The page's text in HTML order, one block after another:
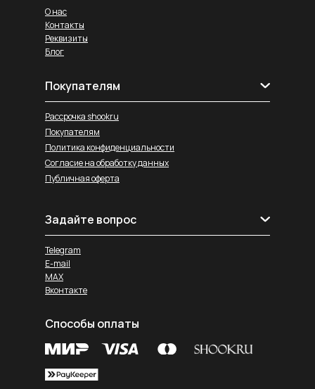
Реквизиты
Блог
О нас
Контакты
Покупателям
Рассрочка shookru
Покупателям
Политика конфиденциальности
Согласие на обработку данных
Публичная оферта
Задайте вопрос
Telegram
E-mail
MAX
Вконтакте
Способы оплаты